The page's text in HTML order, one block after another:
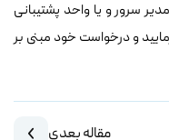
سرور و یا واحد پشتیبانی
و درخواست خود مبنی بر
مقاله بعدی